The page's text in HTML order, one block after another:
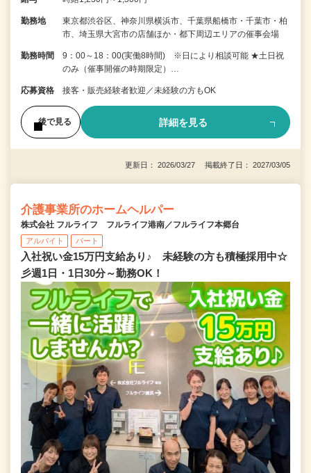
勤務地
東京都渋谷区、神奈川県横浜市、千葉県船橋市・千葉市・柏
市、埼玉県大宮市の店舗ほか・都下周辺エリアの催事会場
勤務時間
9：00～18：00(実働8時間) ※日により相談可能 ★土日祝
のみ（催事開催の時期限定）…
応募資格 接客・販売経験者歓迎／未経験の方もOK
後で見る 詳細を見る
更新日： 2026/03/27 掲載終了日： 2027/03/05
介護事業所のホームヘルパー
株式会社 フルライフ フルライフ港南／フルライフ本郷台
アルバイト パート
入社祝い金15万円支給あり♪ 未経験の方も積極採用中☆
彡週1日・1日30分～勤務OK！